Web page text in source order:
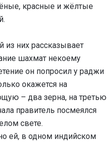
красные и жёлтые
них рассказывает
шахмат некоему
он попросил у раджи
окажется на
– два зерна, на третью
правитель посмеялся
свете.
ей, в одном индийском